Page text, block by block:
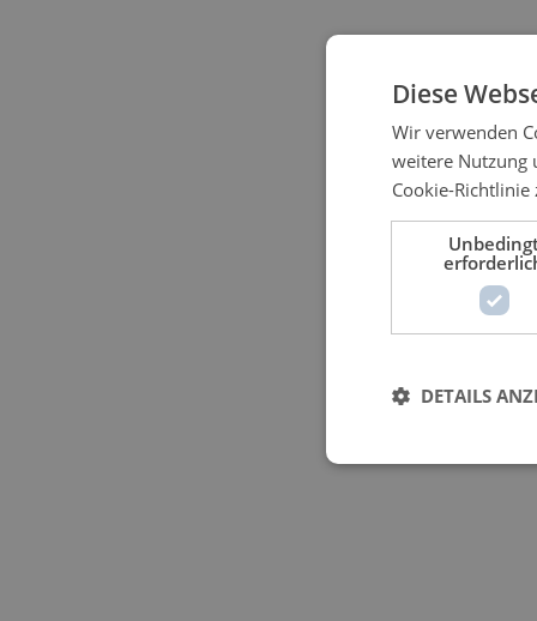
Diese
Wir verwenden
weitere Nutzung
Cookie-Richtlinie
DETAILS